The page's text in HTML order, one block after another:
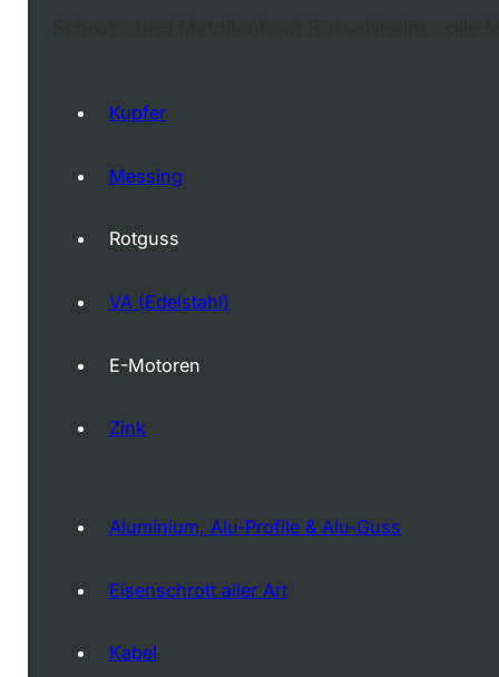
Kupfer
Messing
Rotguss
VA (Edelstahl)
E-Motoren
Zink
Aluminium, Alu-Profile & Alu-Guss
Eisenschrott aller Art
Kabel